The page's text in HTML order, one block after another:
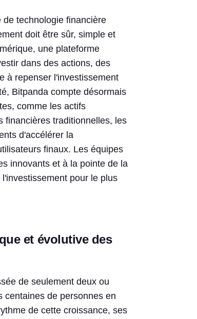
technologie financière
doit être sûr, simple et
une plateforme
dans des actions, des
à repenser l'investissement
Bitpanda compte désormais
comme les actifs
financières traditionnelles, les
d'accélérer la
finaux. Les équipes
innovants et à la pointe de la
pour le plus
et évolutive des
de seulement deux ou
centaines de personnes en
de cette croissance, ses